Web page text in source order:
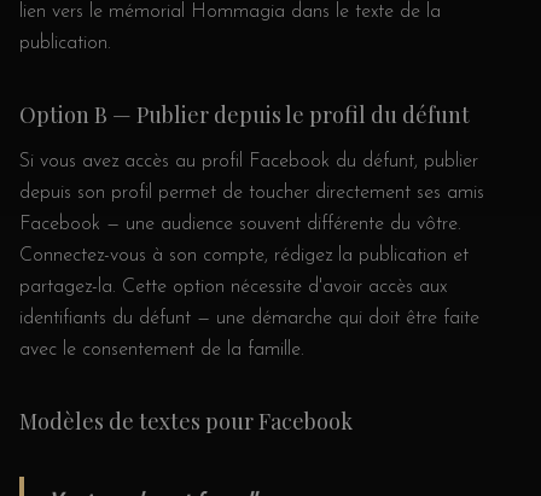
lien vers le mémorial Hommagia dans le texte de la
publication.
Option B — Publier depuis le profil du défunt
Si vous avez accès au profil Facebook du défunt, publier
depuis son profil permet de toucher directement ses amis
Facebook — une audience souvent différente du vôtre.
Connectez-vous à son compte, rédigez la publication et
partagez-la. Cette option nécessite d'avoir accès aux
identifiants du défunt — une démarche qui doit être faite
avec le consentement de la famille.
Modèles de textes pour Facebook